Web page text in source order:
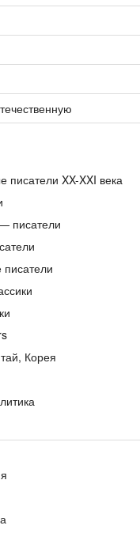
писатели XX-XXI века
писатели
писатели
Корея